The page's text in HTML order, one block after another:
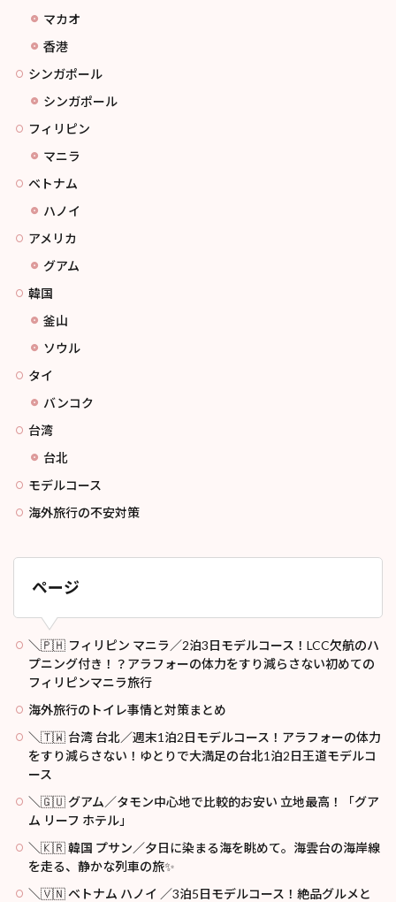
マカオ
香港
シンガポール
シンガポール
フィリピン
マニラ
ベトナム
ハノイ
アメリカ
グアム
韓国
釜山
ソウル
タイ
バンコク
台湾
台北
モデルコース
海外旅行の不安対策
ページ
＼🇵🇭 フィリピン マニラ／2泊3日モデルコース！LCC欠航のハ
プニング付き！？アラフォーの体力をすり減らさない初めての
フィリピンマニラ旅行
海外旅行のトイレ事情と対策まとめ
＼🇹🇼 台湾 台北／週末1泊2日モデルコース！アラフォーの体力
をすり減らさない！ゆとりで大満足の台北1泊2日王道モデルコ
ース
＼🇬🇺 グアム／タモン中心地で比較的お安い 立地最高！「グア
ム リーフ ホテル」
＼🇰🇷 韓国 プサン／夕日に染まる海を眺めて。海雲台の海岸線
を走る、静かな列車の旅✨
＼🇻🇳 ベトナム ハノイ ／3泊5日モデルコース！絶品グルメと